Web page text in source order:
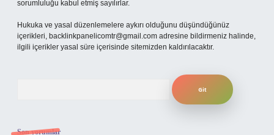
sorumluluğu kabul etmiş sayılırlar.
Hukuka ve yasal düzenlemelere aykırı olduğunu düşündüğünüz
içerikleri, backlinkpanelicomtr@gmail.com adresine bildirmeniz halinde,
ilgili içerikler yasal süre içerisinde sitemizden kaldırılacaktır.
Son yorumlar